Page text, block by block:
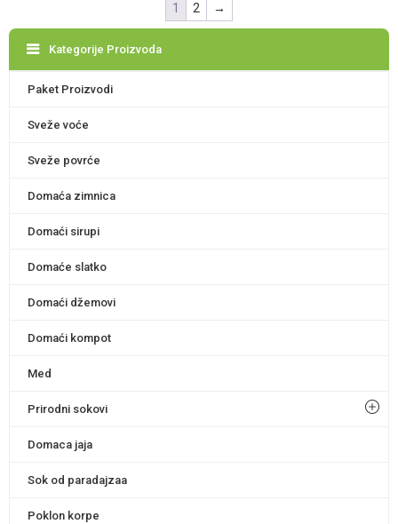
1 2 →
Kategorije Proizvoda
Paket Proizvodi
Sveže voće
Sveže povrće
Domaća zimnica
Domaći sirupi
Domaće slatko
Domaći džemovi
Domaći kompot
Med
Prirodni sokovi
Domaca jaja
Sok od paradajzaa
Poklon korpe